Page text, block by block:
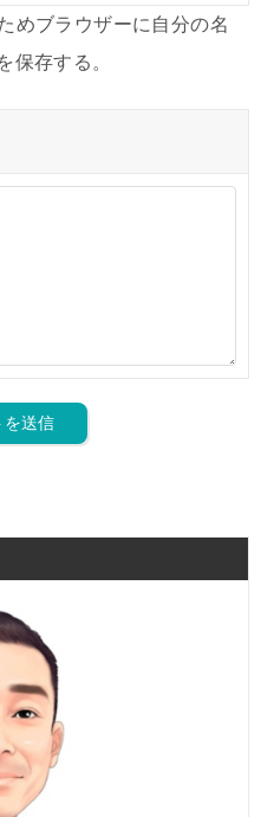
めブラウザーに自分の名
保存する。